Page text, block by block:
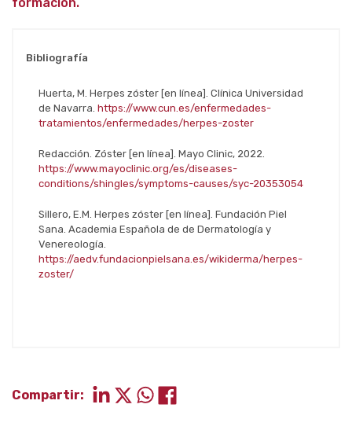
Bibliografía
Huerta, M. Herpes zóster [en línea]. Clínica Universidad
de Navarra. https://www.cun.es/enfermedades-
tratamientos/enfermedades/herpes-zoster
Redacción. Zóster [en línea]. Mayo Clinic, 2022.
https://www.mayoclinic.org/es/diseases-
conditions/shingles/symptoms-causes/syc-20353054
Sillero, E.M. Herpes zóster [en línea]. Fundación Piel
Sana. Academia Española de de Dermatología y
Venereología.
https://aedv.fundacionpielsana.es/wikiderma/herpes-
zoster/
Compartir: